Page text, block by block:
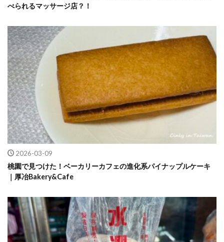
べられるマッサージ店？！
2026-03-09
桃園で見つけた！ベーカリーカフェの進化系パイナップルケーキ
｜厚冶Bakery&Cafe